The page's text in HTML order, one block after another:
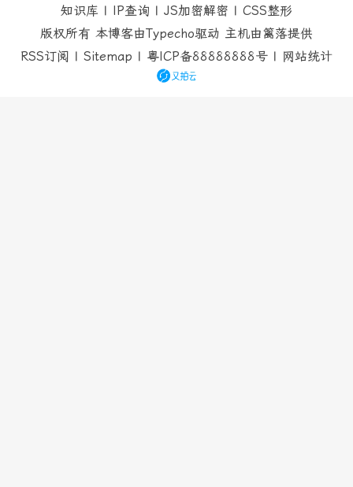
知识库 | IP查询 | JS加密解密 | CSS整形
版权所有 本博客由Typecho驱动 主机由篱落提供
RSS订阅 | Sitemap | 粤ICP备88888888号 | 网站统计